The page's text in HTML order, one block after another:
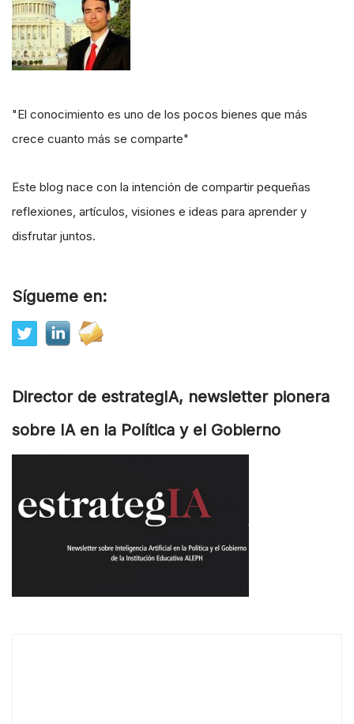
"El conocimiento es uno de los pocos bienes que más
crece cuanto más se comparte"
Este blog nace con la intención de compartir pequeñas
reflexiones, artículos, visiones e ideas para aprender y
disfrutar juntos.
Sígueme en:
Director de estrategIA, newsletter pionera
sobre IA en la Política y el Gobierno